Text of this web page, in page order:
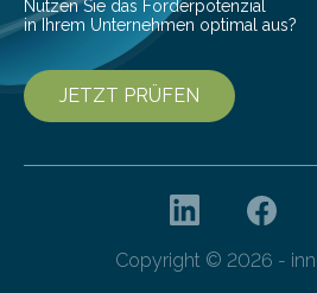
Nutzen Sie das Förderpotenzial
in Ihrem Unternehmen optimal aus?
JETZT PRÜFEN
Copyright © 2026 -